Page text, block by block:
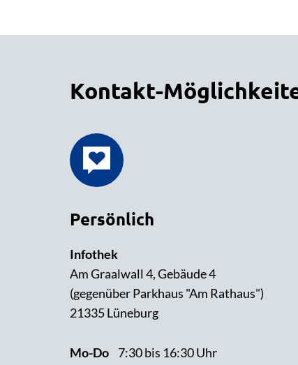
Kontakt-
Persönlich
Infothek
Am Graalwall 4, Gebäude 4
(gegenüber Parkhaus "Am Rathaus")
21335 Lüneburg
Mo-Do
7:30 bis 16:30 Uhr